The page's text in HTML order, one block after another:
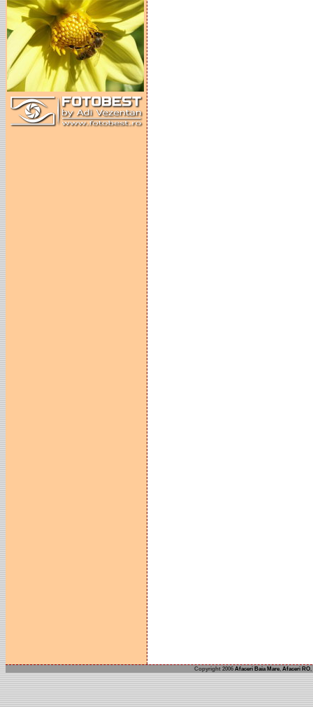
Copyright 2006 Afaceri Baia Mare, Afaceri RO,